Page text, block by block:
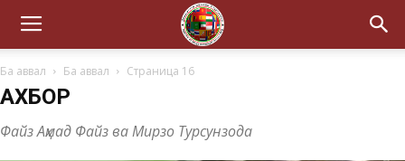
Ба аввал Ба аввал Страница 16
АХБОР
Файз Аҳмад Файз ва Мирзо Турсунзода